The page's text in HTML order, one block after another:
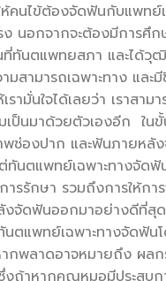
ไข้ต้องจัดฟันกับแพทย์เ
นอกจากจะต้องมีการศึ
ทันตแพทยสภา และได้วุ
สามารถเฉพาะทาง แล
มั่นใจได้เลยว่า เราสา
มเป็นมาด้วยตัวเองอีก ใ
ช่องปาก และฟันภายหลั
นตแพทย์เฉพาะทางจัด
รรักษา รวมถึงการให้ก
งจัดฟันออกมาอย่างดีที่
นตแพทย์เฉพาะทางจัดฟั
ากพลาดอาจหมายถึง ผล
งถ้าหากคุณหมอมีประส